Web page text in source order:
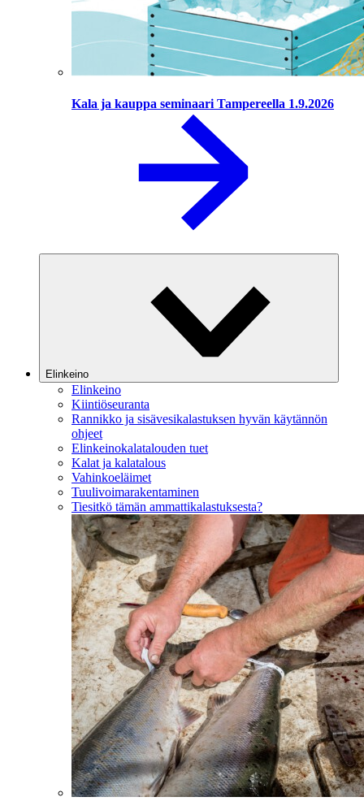
Kala ja kauppa seminaari Tampereella 1.9.2026
Elinkeino
Elinkeino
Kiintiöseuranta
Rannikko ja sisävesikalastuksen hyvän käytännön
ohjeet
Elinkeinokalatalouden tuet
Kalat ja kalatalous
Vahinkoeläimet
Tuulivoimarakentaminen
Tiesitkö tämän ammattikalastuksesta?